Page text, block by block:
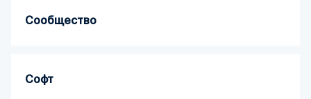
Сообщество
Софт